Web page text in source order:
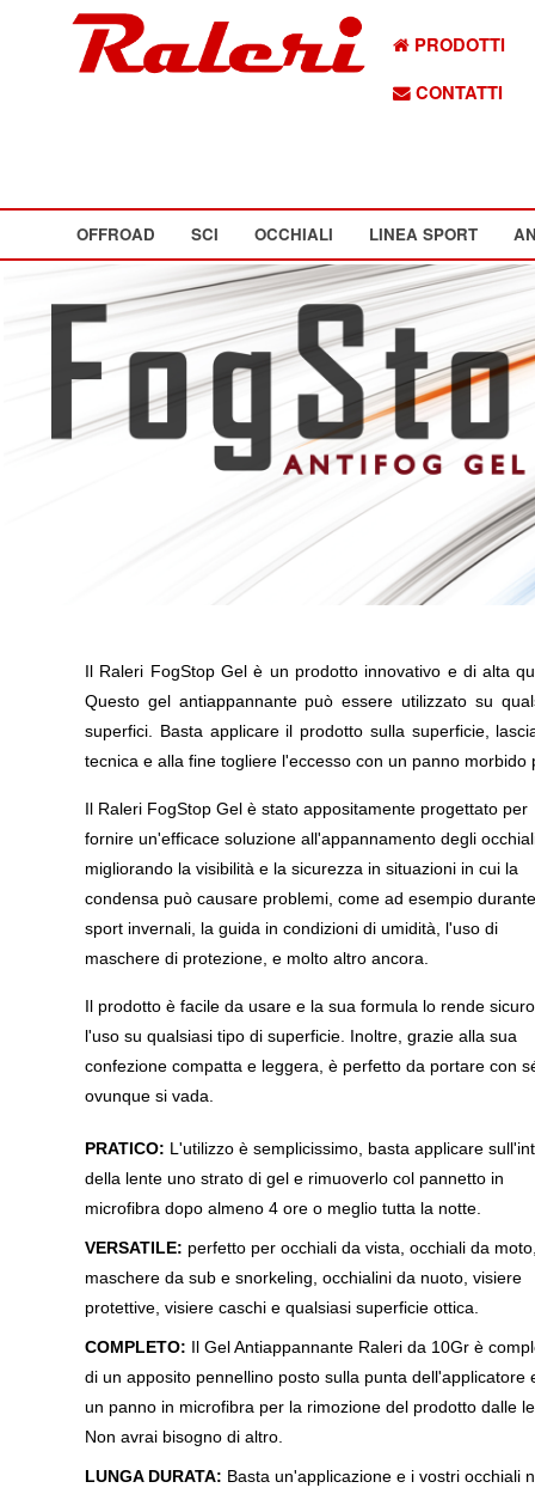
PRODOTTI
CONTATTI
OFFROAD SCI OCCHIALI LINEA SPORT
Il Raleri FogStop Gel è un prodotto innovativo e di alta
Questo gel antiappannante può essere utilizzato su
superfici. Basta applicare il prodotto sulla superficie,
tecnica e alla fine togliere l'eccesso con un panno
Il Raleri FogStop Gel è stato appositamente progettato per
fornire un'efficace soluzione all'appannamento degli
migliorando la visibilità e la sicurezza in situazioni in cui la
condensa può causare problemi, come ad esempio
sport invernali, la guida in condizioni di umidità, l'uso di
maschere di protezione, e molto altro ancora.
Il prodotto è facile da usare e la sua formula lo rende
l'uso su qualsiasi tipo di superficie. Inoltre, grazie alla sua
confezione compatta e leggera, è perfetto da portare con
ovunque si vada.
PRATICO: L'utilizzo è semplicissimo, basta applicare
della lente uno strato di gel e rimuoverlo col pannetto in
microfibra dopo almeno 4 ore o meglio tutta la notte.
VERSATILE: perfetto per occhiali da vista, occhiali da
maschere da sub e snorkeling, occhialini da nuoto, visiere
protettive, visiere caschi e qualsiasi superficie ottica.
COMPLETO: Il Gel Antiappannante Raleri da 10Gr è
di un apposito pennellino posto sulla punta dell'applicatore
un panno in microfibra per la rimozione del prodotto dalle
Non avrai bisogno di altro.
LUNGA DURATA: Basta un'applicazione e i vostri occhiali